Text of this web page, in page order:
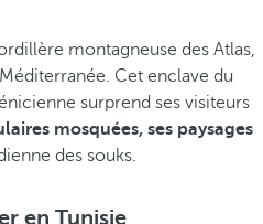
montagneuse des Atlas,
Cet enclave du
surprend ses visiteurs
mosquées, ses paysages
des souks.
en Tunisie